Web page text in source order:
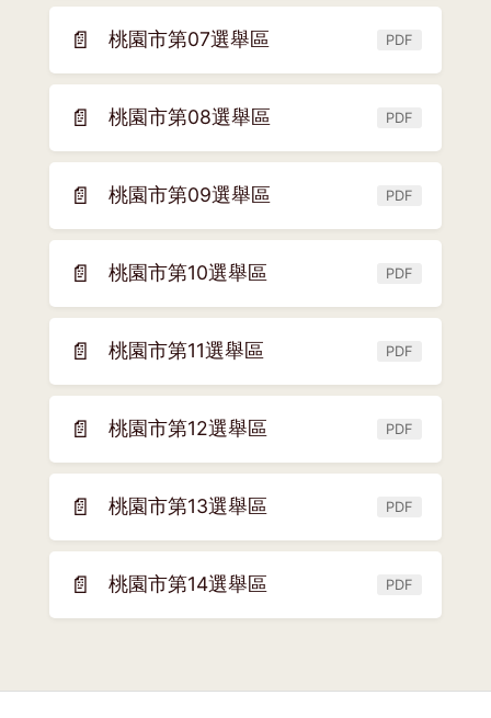
新
視
窗)
📄 桃園市第07選舉區 PDF
(另
開
新
視
窗)
📄 桃園市第08選舉區 PDF
(另
開
新
視
窗)
📄 桃園市第09選舉區 PDF
(另
開
新
視
窗)
📄 桃園市第10選舉區 PDF
(另
開
新
視
窗)
📄 桃園市第11選舉區 PDF
(另
開
新
視
窗)
📄 桃園市第12選舉區 PDF
(另
開
新
視
窗)
📄 桃園市第13選舉區 PDF
(另
開
新
視
窗)
📄 桃園市第14選舉區 PDF
(另
開